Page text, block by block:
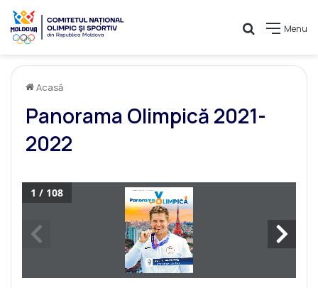
Menu
Caută
Acasă
Panorama Olimpică 2021-
2022
*COPERTĂ 1
cu Tarnovschi
1 / 108